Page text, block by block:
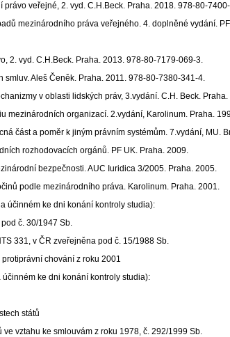
veřejné, 2. vyd. C.H.Beck. Praha. 2018. 978-80-
mezinárodního práva veřejného. 4. doplněné vydání.
vyd. C.H.Beck. Praha. 2013. 978-80-7179-069-3.
Aleš Čeněk. Praha. 2011. 978-80-7380-341-4.
v oblasti lidských práv, 3.vydání. C.H. Beck.
organizací. 2.vydání, Karolinum. Praha.
část a poměr k jiným právním systémům. 7.vydání, MU.
rozhodovacích orgánů. PF UK. Praha. 2009.
bezpečnosti. AUC Iuridica 3/2005. Praha. 2005.
podle mezinárodního práva. Karolinum. Praha. 2001.
účinném ke dni konání kontroly studia):
č. 30/1947 Sb.
331, v ČR zveřejněna pod č. 15/1988 Sb.
chování z roku 2001
ke dni konání kontroly studia):
států
vztahu ke smlouvám z roku 1978, č. 292/1999 Sb.